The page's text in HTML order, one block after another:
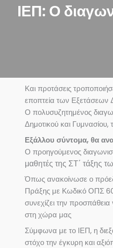
ΙΕΠ: Ο
Και προτάσεις
εποπτεία των Εξετάσεων
Ο πολυσυζητημένος
Δημοτικού και
Εξάλλου σύντομα, θα
Ο προηγούμενος
μαθητές της ΣΤ΄ τάξης
Όπως ανακοίνωσε ο
Πράξης με Κωδικό ΟΠΣ
συνεχίζει την
στη χώρα μας
Σύμφωνα με το ΙΕΠ, η
στόχο την έγκυρη και